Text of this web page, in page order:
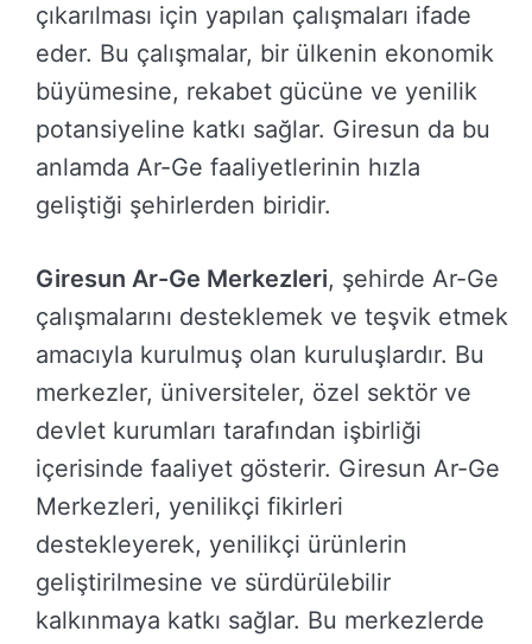
çıkarılması için yapılan çalışmaları ifade
eder. Bu çalışmalar, bir ülkenin ekonomik
büyümesine, rekabet gücüne ve yenilik
potansiyeline katkı sağlar. Giresun da bu
anlamda Ar-Ge faaliyetlerinin hızla
geliştiği şehirlerden biridir.
Giresun Ar-Ge Merkezleri, şehirde Ar-Ge
çalışmalarını desteklemek ve teşvik etmek
amacıyla kurulmuş olan kuruluşlardır. Bu
merkezler, üniversiteler, özel sektör ve
devlet kurumları tarafından işbirliği
içerisinde faaliyet gösterir. Giresun Ar-Ge
Merkezleri, yenilikçi fikirleri
destekleyerek, yenilikçi ürünlerin
geliştirilmesine ve sürdürülebilir
kalkınmaya katkı sağlar. Bu merkezlerde